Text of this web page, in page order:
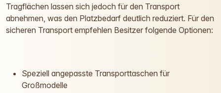
Tragflächen lassen sich jedoch für den Transport
abnehmen, was den Platzbedarf deutlich reduziert. Für den
sicheren Transport empfehlen Besitzer folgende Optionen:
Speziell angepasste Transporttaschen für
Großmodelle